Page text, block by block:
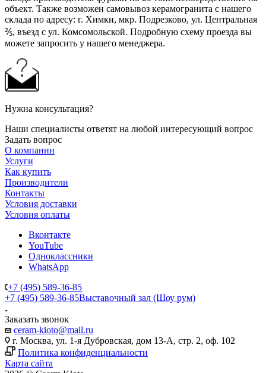
объект. Также возможен самовывоз керамогранита с нашего
склада по адресу: г. Химки, мкр. Подрезково, ул. Центральная
⅖, въезд с ул. Комсомольской. Подробную схему проезда вы
можете запросить у нашего менеджера.
Нужна консультация?
Наши специалисты ответят на любой интересующий вопрос
Задать вопрос
О компании
Услуги
Как купить
Производители
Контакты
Условия доставки
Условия оплаты
Вконтакте
YouTube
Одноклассники
WhatsApp
+7 (495) 589-36-85
+7 (495) 589-36-85Выставочный зал (Шоу рум)
Заказать звонок
ceram-kioto@mail.ru
г. Москва, ул. 1-я Дубровская, дом 13-А, стр. 2, оф. 102
Политика конфиденциальности
Карта сайта